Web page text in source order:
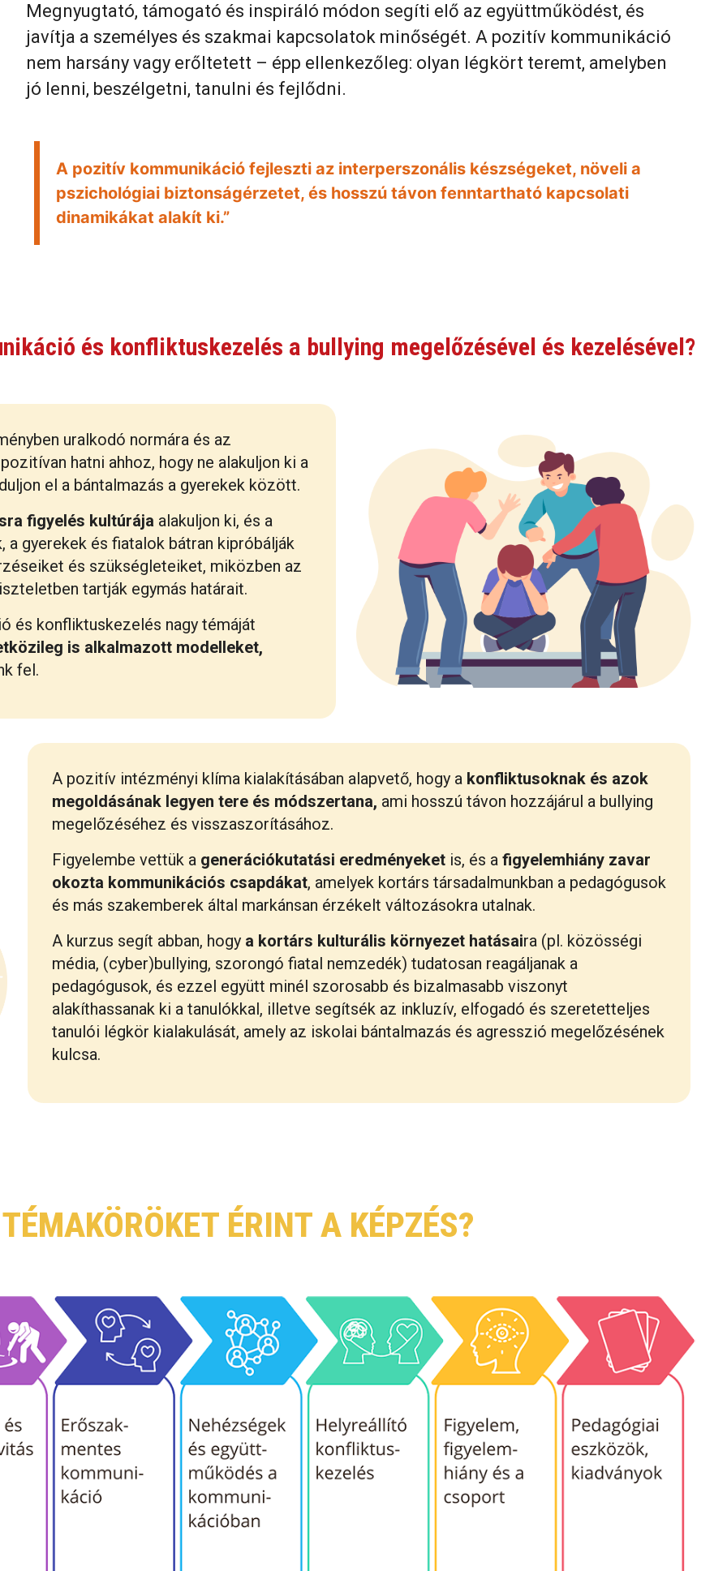
Megnyugtató, támogató és inspiráló módon segíti elő az együttműködést, és
javítja a személyes és szakmai kapcsolatok minőségét. A pozitív kommunikáció
nem harsány vagy erőltetett – épp ellenkezőleg: olyan légkört teremt, amelyben
jó lenni, beszélgetni, tanulni és fejlődni.
A pozitív kommunikáció fejleszti az interperszonális készségeket, növeli a
pszichológiai biztonságérzetet, és hosszú távon fenntartható kapcsolati
dinamikákat alakít ki.”
és konfliktuskezelés a bullying megelőzésével és kezelésével?
uralkodó normára és az
hatni ahhoz, hogy ne alakuljon ki a
el a bántalmazás a gyerekek között.
figyelés kultúrája alakuljon ki, és a
gyerekek és fiatalok bátran kipróbálják
és szükségleteiket, miközben az
tartják egymás határait.
és konfliktuskezelés nagy témáját
is alkalmazott modelleket,
fel.
A pozitív intézményi klíma kialakításában alapvető, hogy a konfliktusoknak és azok
megoldásának legyen tere és módszertana, ami hosszú távon hozzájárul a bullying
megelőzéséhez és visszaszorításához.
Figyelembe vettük a generációkutatási eredményeketis, és a figyelemhiány zavar
okozta kommunikációs csapdákat, amelyek kortárs társadalmunkban a pedagógusok
és más szakemberek által markánsan érzékelt változásokra utalnak.
A kurzus segít abban, hogy a kortárs kulturális környezet hatásaira (pl. közösségi
média, (cyber)bullying, szorongó fiatal nemzedék) tudatosan reagáljanak a
pedagógusok, és ezzel együtt minél szorosabb és bizalmasabb viszonyt
alakíthassanak ki a tanulókkal, illetve segítsék az inkluzív, elfogadó és szeretetteljes
tanulói légkör kialakulását, amely az iskolai bántalmazás és agresszió megelőzésének
kulcsa.
ÉRINT A KÉPZÉS?